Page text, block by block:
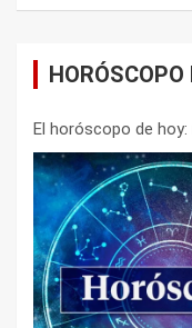
HORÓSCOPO
El horóscopo de